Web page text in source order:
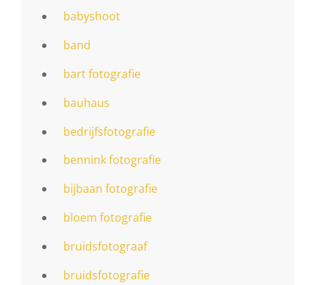
babyshoot
band
bart fotografie
bauhaus
bedrijfsfotografie
bennink fotografie
bijbaan fotografie
bloem fotografie
bruidsfotograaf
bruidsfotografie